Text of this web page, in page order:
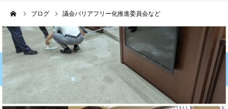
ブログ 議会バリアフリー化推進委員会など